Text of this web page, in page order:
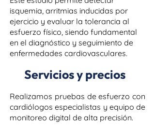
isquemia, arritmias inducidas por
ejercicio y evaluar la tolerancia al
esfuerzo físico, siendo fundamental
en el diagnóstico y seguimiento de
enfermedades cardiovasculares.
Servicios y precios
Realizamos pruebas de esfuerzo con
cardiólogos especialistas y equipo de
monitoreo digital de alta precisión.